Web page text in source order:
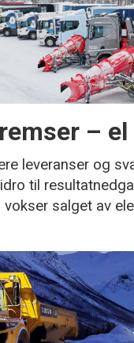
–
leveranser og
til
salget av